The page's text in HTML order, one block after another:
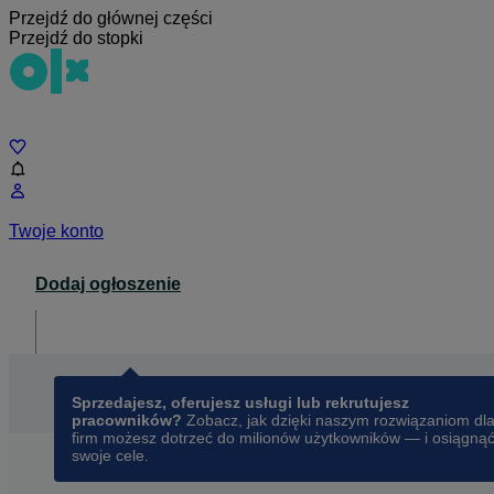
Przejdź do głównej części
Przejdź do stopki
Twoje konto
Dodaj ogłoszenie
Sprzedajesz, oferujesz usługi lub rekrutujesz
pracowników? Zobacz, jak dzięki naszym rozwiązaniom dla
firm możesz dotrzeć do milionów użytkowników — i osiągnąć
swoje cele.